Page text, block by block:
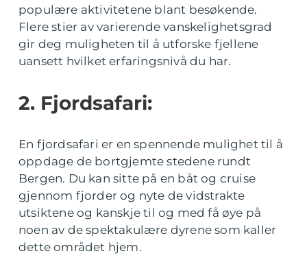
populære aktivitetene blant besøkende.
Flere stier av varierende vanskelighetsgrad
gir deg muligheten til å utforske fjellene
uansett hvilket erfaringsnivå du har.
2. Fjordsafari:
En fjordsafari er en spennende mulighet til å
oppdage de bortgjemte stedene rundt
Bergen. Du kan sitte på en båt og cruise
gjennom fjorder og nyte de vidstrakte
utsiktene og kanskje til og med få øye på
noen av de spektakulære dyrene som kaller
dette området hjem.